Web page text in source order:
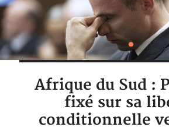
Afrique du Sud :
fixé sur sa
conditionnelle